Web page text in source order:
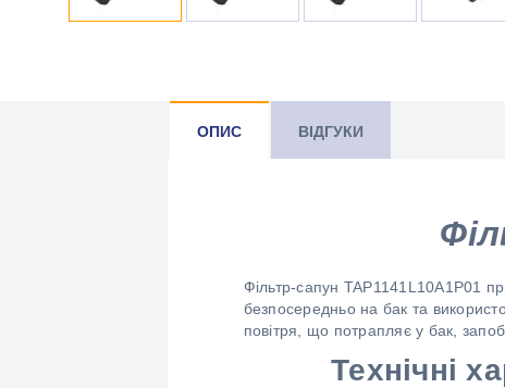
ОПИС ВІДГУКИ
Фільтр-сапун TAP1141L10A1P01
безпосередньо на бак та
повітря, що потрапляє у бак,
Технічні